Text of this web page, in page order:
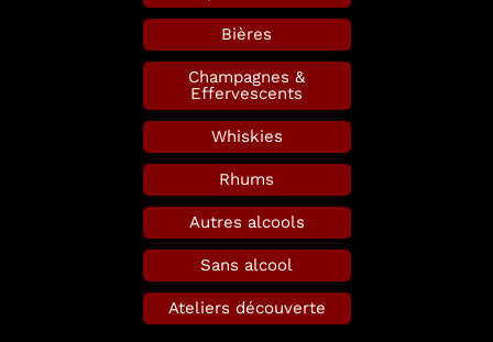
Bières
Champagnes &
Effervescents
Whiskies
Rhums
Autres alcools
Sans alcool
Ateliers découverte